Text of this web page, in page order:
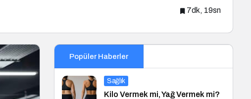
7dk, 19sn
Popüler Haberler
Sağlık
Kilo Vermek mi, Yağ Vermek mi?